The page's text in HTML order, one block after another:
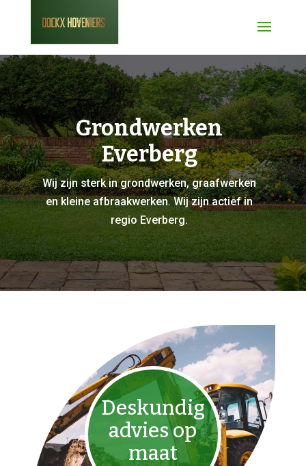
Grondwerken
Everberg
Wij zijn sterk in grondwerken, graafwerken
en kleine afbraakwerken. Wij zijn actief in
regio Everberg.
Deskundig
advies op
maat